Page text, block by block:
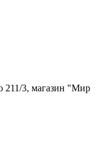
211/3, магазин "Мир